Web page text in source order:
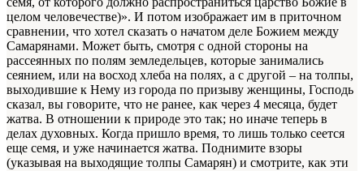
целом человечестве)». И потом изображает им в приточном
сравнении, что хотел сказать о начатом деле Божием между
Самарянами. Может быть, смотря с одной стороны на
рассеянных по полям земледельцев, которые занимались
сеянием, или на восход хлеба на полях, а с другой – на толпы,
выходившие к Нему из города по призыву женщины, Господь
сказал, вы говорите, что не ранее, как через 4 месяца, будет
жатва. В отношении к природе это так; но иначе теперь в
делах духовных. Когда пришло время, то лишь только сеется
еще семя, и уже начинается жатва. Поднимите взоры
(указывая на выходящие толпы Самарян) и смотрите, как эти